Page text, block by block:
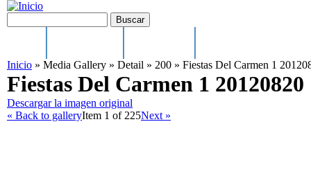
Pasar al contenido principal
Formulario de búsqueda
Inicio » Media Gallery » Detail » 200 » Fiestas Del Carmen 1
Fiestas Del Carmen 1 20120820
Descargar la imagen original
« Back to galleryItem 1 of 225Next »